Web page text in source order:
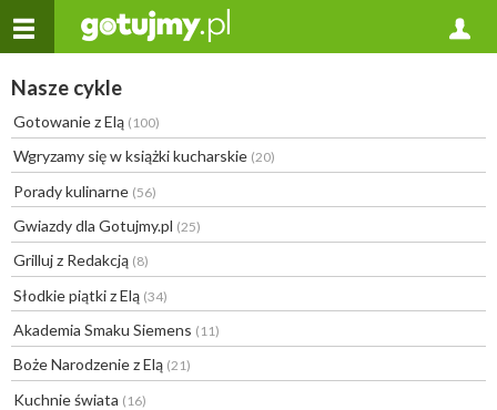
Nasze cykle
Gotowanie z Elą (100)
Wgryzamy się w książki kucharskie (20)
Porady kulinarne (56)
Gwiazdy dla Gotujmy.pl (25)
Grilluj z Redakcją (8)
Słodkie piątki z Elą (34)
Akademia Smaku Siemens (11)
Boże Narodzenie z Elą (21)
Kuchnie świata (16)